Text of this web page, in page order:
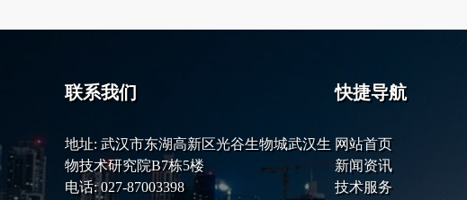
联系我们
地址: 武汉市东湖高新区光谷生物城武汉生
物技术研究院B7栋5楼
电话: 027-87003398
快捷导航
网站首页
新闻资讯
技术服务